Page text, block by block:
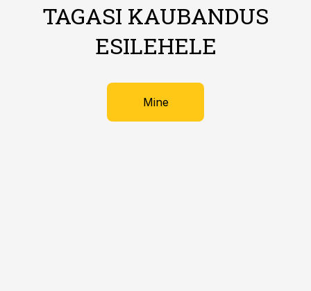
TAGASI KAUBANDUS
ESILEHELE
Mine